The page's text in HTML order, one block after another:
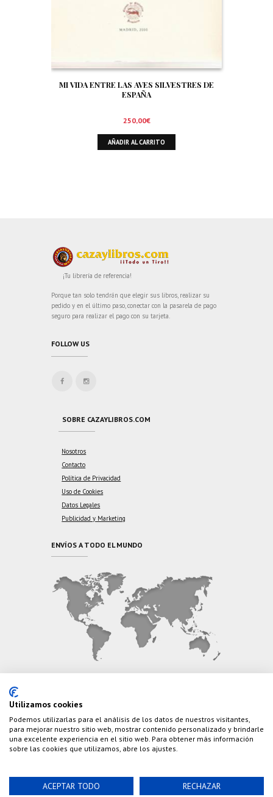
MI VIDA ENTRE LAS AVES SILVESTRES DE
ESPAÑA
250,00€
AÑADIR AL CARRITO
¡Tu librería de referencia!
Porque tan solo tendrán que elegir sus libros, realizar su
pedido y en el último paso, conectar con la pasarela de pago
seguro para realizar el pago con su tarjeta.
FOLLOW US
SOBRE CAZAYLIBROS.COM
Nosotros
Contacto
Política de Privacidad
Uso de Cookies
Datos Legales
Publicidad y Marketing
ENVÍOS A TODO EL MUNDO
Teléfono: (+34) 626 495 499
E-Mail: info@cazaylibros.com
Utilizamos cookies
Podemos utilizarlas para el análisis de los datos de nuestros visitantes,
para mejorar nuestro sitio web, mostrar contenido personalizado y brindarle
una excelente experiencia en el sitio web. Para obtener más información
sobre las cookies que utilizamos, abre los ajustes.
ACEPTAR TODO RECHAZAR